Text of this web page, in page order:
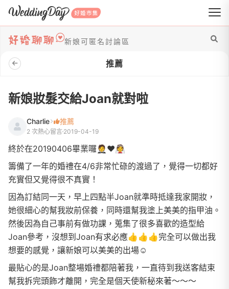
WeddingDay 好婚市集
新娘可匿名討論區
推薦
新娘妝髮交給Joan就對啦
Charlie 推薦
2 次熱心留言 2019-04-19
終於在20190406畢業囉🤵❤️👰
籌備了一年的婚禮在4/6非常忙碌的渡過了，覺得一切都好
充實但又覺得很不真實！
因為訂結同一天，早上四點半Joan就準時抵達我家開妝，
她很細心的幫我妝前保養，同時還幫我塗上美美的指甲油。
然後因為自己事前有做功課，蒐集了很多喜歡的造型給
Joan參考，沒想到Joan有求必應👍👍👍完全可以做出我
想要的感覺，讓新娘可以美美的出場☺️
最貼心的是Joan整場婚禮都陪著我，一直待到我送客結束
幫我拆完頭飾才離開，完全是個天使新秘來著～～～